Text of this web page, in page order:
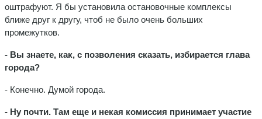
оштрафуют. Я бы установила остановочные комплексы
ближе друг к другу, чтоб не было очень больших
промежутков.
- Вы знаете, как, с позволения сказать, избирается глава
города?
- Конечно. Думой города.
- Ну почти. Там еще и некая комиссия принимает участие